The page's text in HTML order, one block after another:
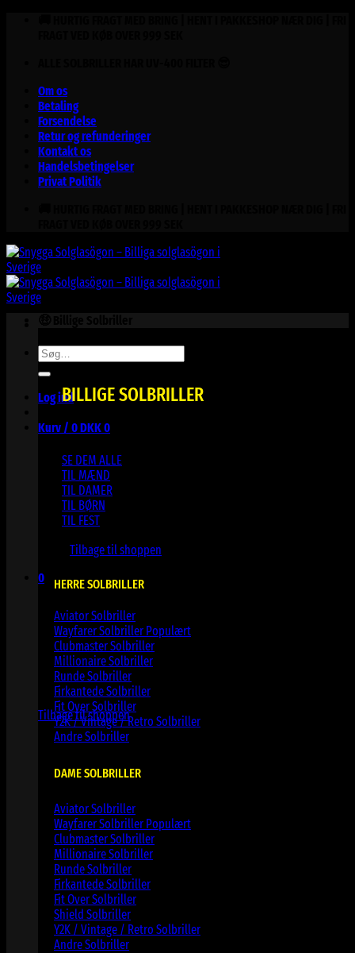
Om os
Betaling
Forsendelse
Retur og refunderinger
Kontakt os
Handelsbetingelser
Privat Politik
Søg
efter:
Log ind
Kurv / 0DKK0
Ingen varer i kurven.
Tilbage til shoppen
0
Kurv
Ingen varer i kurven.
Tilbage til shoppen
BILLIGE SOLBRILLER
SE DEM ALLE
TIL MÆND
TIL DAMER
TIL BØRN
TIL FEST
HERRE SOLBRILLER
Aviator Solbriller
Wayfarer Solbriller
Clubmaster Solbriller
Millionaire Solbriller
Runde Solbriller
Firkantede Solbriller
Fit Over Solbriller
Y2K / Vintage / Retro Solbriller
Andre Solbriller
DAME SOLBRILLER
Aviator Solbriller
Wayfarer Solbriller
Clubmaster Solbriller
Millionaire Solbriller
Runde Solbriller
Firkantede Solbriller
Fit Over Solbriller
Shield Solbriller
Y2K / Vintage / Retro Solbriller
Andre Solbriller